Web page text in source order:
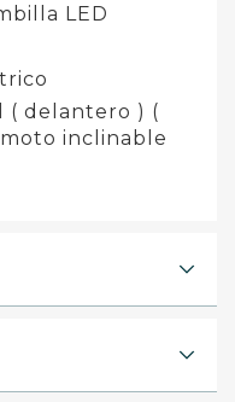
LED
( delantero ) (
inclinable